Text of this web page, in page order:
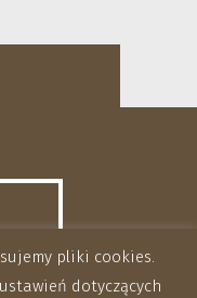
pliki cookies.
dotyczących